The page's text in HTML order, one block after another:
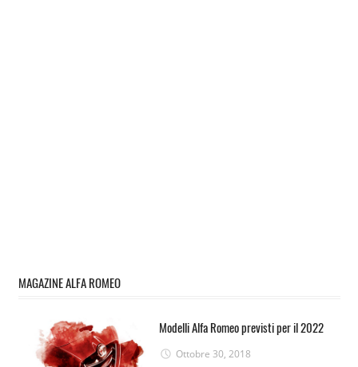
MAGAZINE ALFA ROMEO
Modelli Alfa Romeo previsti per il 2022
Ottobre 30, 2018